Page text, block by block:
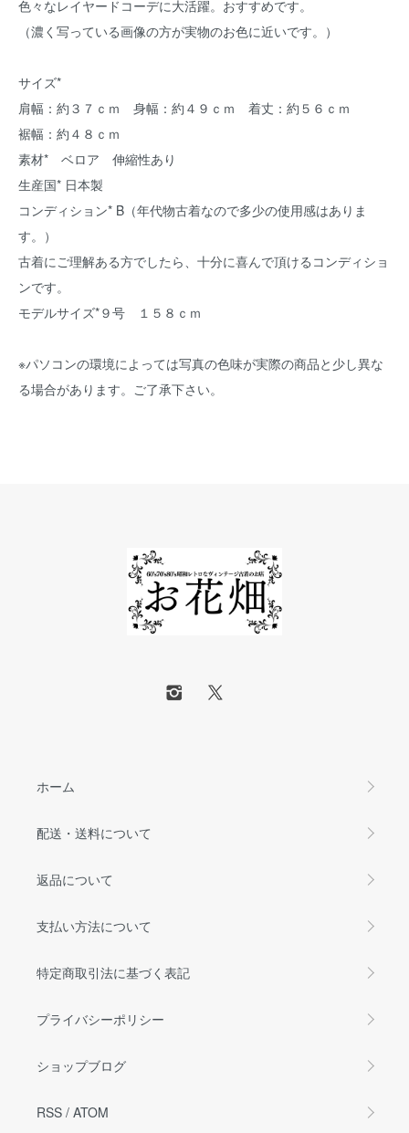
色々なレイヤードコーデに大活躍。おすすめです。
（濃く写っている画像の方が実物のお色に近いです。）
サイズ*
肩幅：約３７ｃｍ 身幅：約４９ｃｍ 着丈：約５６ｃｍ
裾幅：約４８ｃｍ
素材* ベロア 伸縮性あり
生産国* 日本製
コンディション* B（年代物古着なので多少の使用感はありま
す。）
古着にご理解ある方でしたら、十分に喜んで頂けるコンディショ
ンです。
モデルサイズ*９号 １５８ｃｍ
※パソコンの環境によっては写真の色味が実際の商品と少し異な
る場合があります。ご了承下さい。
ホーム
配送・送料について
返品について
支払い方法について
特定商取引法に基づく表記
プライバシーポリシー
ショップブログ
RSS / ATOM